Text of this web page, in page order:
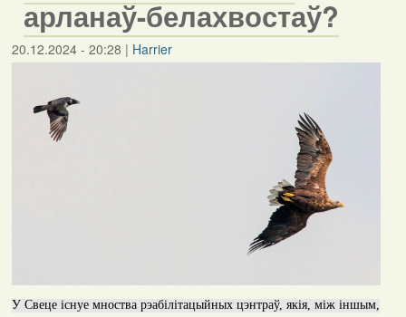
арланаў-белахвостаў?
20.12.2024 - 20:28 | Harrier
У Свеце існуе мноства рэабілітацыйных цэнтраў, якія, між іншым,